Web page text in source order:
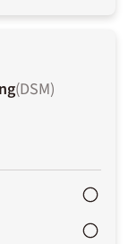
(DSM)